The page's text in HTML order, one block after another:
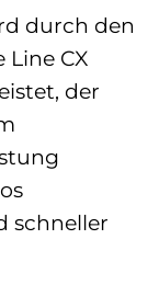
durch den
CX
der
schneller